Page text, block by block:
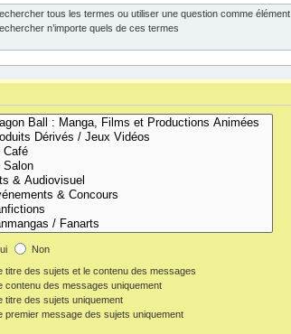
tous les termes ou utiliser une question comme élément
n’importe quels de ces termes
Non
titre des sujets et le contenu des messages
contenu des messages uniquement
titre des sujets uniquement
premier message des sujets uniquement